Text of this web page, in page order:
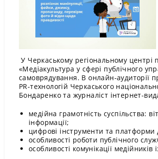
У Черкаському регіональному центрі
«Медіакультура у сфері публічного
самоврядування. В онлайн-аудиторії
PR-технологій Черкаського
Бондаренко та журналіст інтернет-
медійна грамотність суспільства:
інформації;
цифрові інструменти та
особливості роботи публічного
особливості комунікації